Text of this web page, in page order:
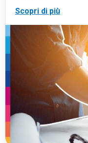
Scopri di più